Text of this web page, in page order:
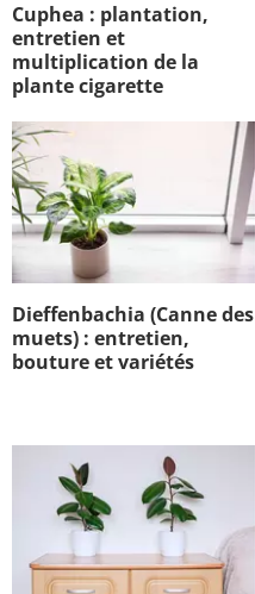
Cuphea : plantation,
entretien et
multiplication de la
plante cigarette
Dieffenbachia (Canne des
muets) : entretien,
bouture et variétés